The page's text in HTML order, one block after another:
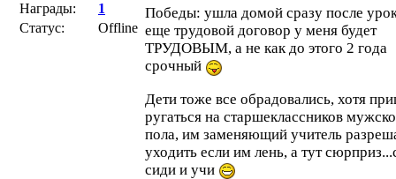
Награды:
1
Статус:
Offline
Победы: ушла домой сразу после
еще трудовой договор у меня будет
ТРУДОВЫМ, а не как до этого 2 года
срочный
Дети тоже все обрадовались, хотя
ругаться на старшеклассников
пола, им заменяющий учитель
уходить если им лень, а тут
сиди и учи